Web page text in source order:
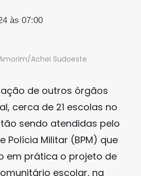
às 07:00
Achei Sudoeste
de outros órgãos
cerca de 21 escolas no
sendo atendidas pelo
Polícia Militar (BPM) que
em prática o projeto de
escolar, na